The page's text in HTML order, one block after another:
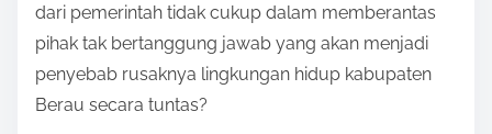
dari pemerintah tidak cukup dalam memberantas
pihak tak bertanggung jawab yang akan menjadi
penyebab rusaknya lingkungan hidup kabupaten
Berau secara tuntas?